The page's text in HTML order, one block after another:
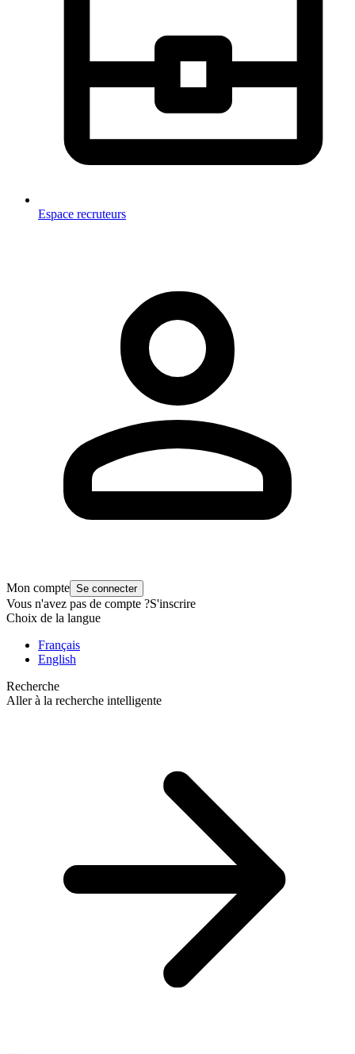
Espace recruteurs
Mon compte Se connecter
Vous n'avez pas de compte ?S'inscrire
Choix de la langue
Français
English
Recherche
Aller à la recherche intelligente